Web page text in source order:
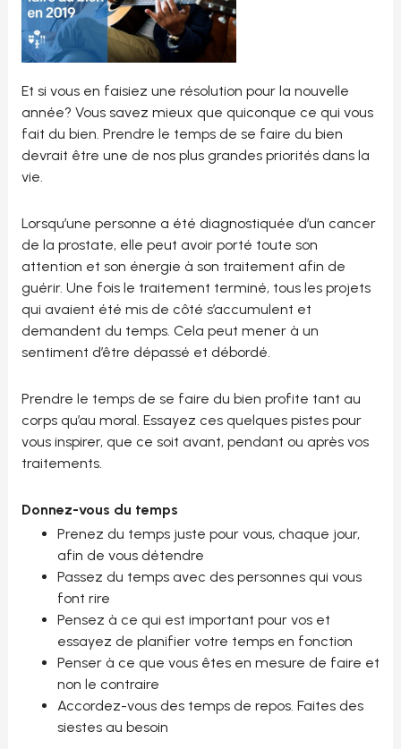
Et si vous en faisiez une résolution pour la nouvelle
année? Vous savez mieux que quiconque ce qui vous
fait du bien. Prendre le temps de se faire du bien
devrait être une de nos plus grandes priorités dans la
vie.
Lorsqu’une personne a été diagnostiquée d’un cancer
de la prostate, elle peut avoir porté toute son
attention et son énergie à son traitement afin de
guérir. Une fois le traitement terminé, tous les projets
qui avaient été mis de côté s’accumulent et
demandent du temps. Cela peut mener à un
sentiment d’être dépassé et débordé.
Prendre le temps de se faire du bien profite tant au
corps qu’au moral. Essayez ces quelques pistes pour
vous inspirer, que ce soit avant, pendant ou après vos
traitements.
Donnez-vous du temps
Prenez du temps juste pour vous, chaque jour,
afin de vous détendre
Passez du temps avec des personnes qui vous
font rire
Pensez à ce qui est important pour vos et
essayez de planifier votre temps en fonction
Penser à ce que vous êtes en mesure de faire et
non le contraire
Accordez-vous des temps de repos. Faites des
siestes au besoin